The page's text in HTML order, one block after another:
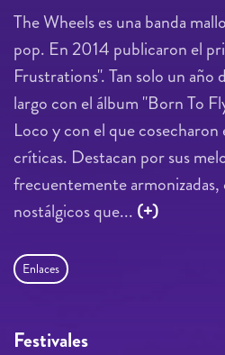
The Wheels es una banda
pop. En 2014 publicaron el
Frustrations". Tan solo un año
largo con el álbum "Born To
Loco y con el que cosecharon
críticas. Destacan por sus
frecuentemente
nostálgicos que... (+)
Enlaces
Festivales